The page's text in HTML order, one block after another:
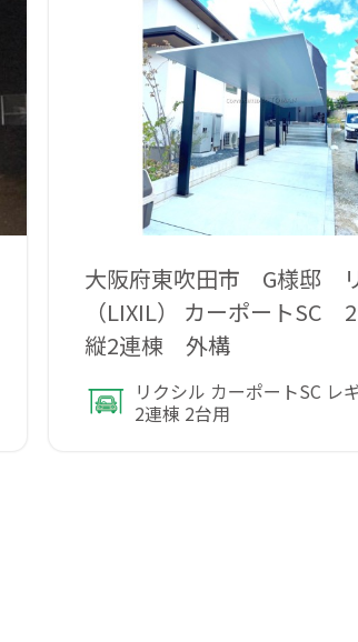
大阪府東吹田市 G様邸
（LIXIL） カーポートSC
縦2連棟 外構
リクシル カーポートSC レ
2連棟 2台用